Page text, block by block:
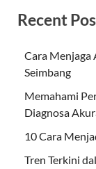
Recent
Cara Menjaga
Seimbang
Memahami
Diagnosa
10 Cara
Tren Terkini